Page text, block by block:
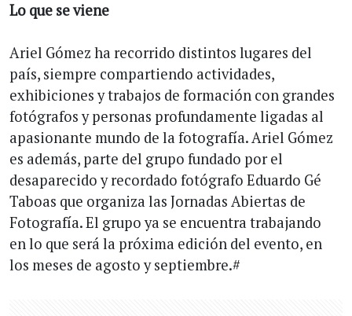
Lo que se viene
Ariel Gómez ha recorrido distintos lugares del
país, siempre compartiendo actividades,
exhibiciones y trabajos de formación con grandes
fotógrafos y personas profundamente ligadas al
apasionante mundo de la fotografía. Ariel Gómez
es además, parte del grupo fundado por el
desaparecido y recordado fotógrafo Eduardo Gé
Taboas que organiza las Jornadas Abiertas de
Fotografía. El grupo ya se encuentra trabajando
en lo que será la próxima edición del evento, en
los meses de agosto y septiembre.#